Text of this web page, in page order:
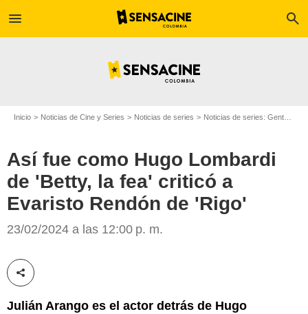
menu search
Inicio Noticias de Cine y Series Noticias de series Noticias de series: Gente
Así fue como Hugo Lombardi
de 'Betty, la fea' criticó a
Evaristo Rendón de 'Rigo'
23/02/2024 a las 12:00 p. m.
Compartir esta noticia
Julián Arango es el actor detrás de Hugo
Google/Canal RCN